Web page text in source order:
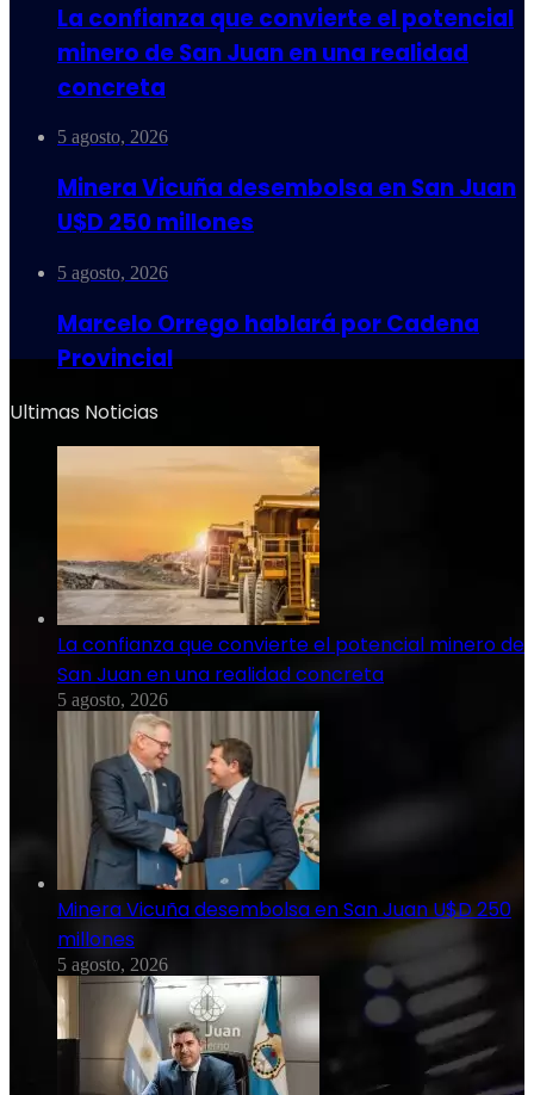
La confianza que convierte el potencial
minero de San Juan en una realidad
concreta
5 agosto, 2026
Minera Vicuña desembolsa en San Juan
U$D 250 millones
5 agosto, 2026
Marcelo Orrego hablará por Cadena
Provincial
Ultimas Noticias
La confianza que convierte el potencial minero de
San Juan en una realidad concreta
5 agosto, 2026
Minera Vicuña desembolsa en San Juan U$D 250
millones
5 agosto, 2026